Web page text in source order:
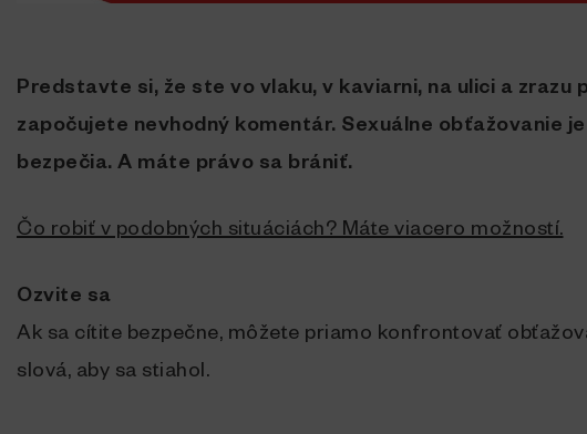
Predstavte si, že ste vo vlaku, v kaviarni, na ulici a
započujete nevhodný komentár. Sexuálne obťažovanie
bezpečia. A máte právo sa brániť.
Čo robiť v podobných situáciách? Máte viacero možností.
Ozvite sa
Ak sa cítite bezpečne, môžete priamo konfrontovať
slová, aby sa stiahol.